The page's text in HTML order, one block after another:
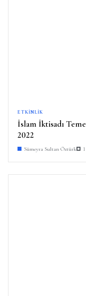
ETKINLIK
İslam İktisadı
2022
Sümeyra Sultan Öztürk